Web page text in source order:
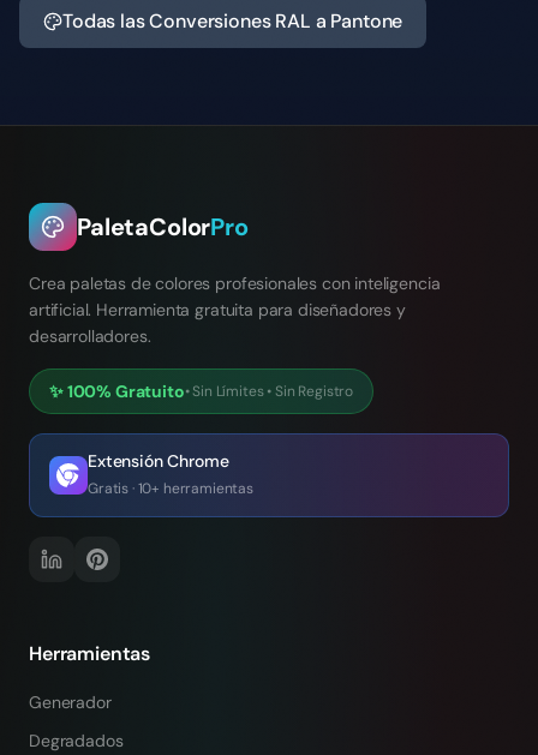
Todas las Conversiones RAL a Pantone
PaletaColorPro
Crea paletas de colores profesionales con inteligencia
artificial. Herramienta gratuita para diseñadores y
desarrolladores.
✨100% Gratuito•Sin Límites• Sin Registro
Extensión Chrome
Gratis · 10+ herramientas
Herramientas
Generador
Degradados